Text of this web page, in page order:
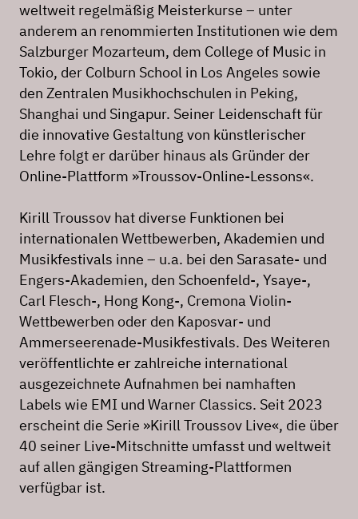
weltweit regelmäßig Meisterkurse – unter
anderem an renommierten Institutionen wie dem
Salzburger Mozarteum, dem College of Music in
Tokio, der Colburn School in Los Angeles sowie
den Zentralen Musikhochschulen in Peking,
Shanghai und Singapur. Seiner Leidenschaft für
die innovative Gestaltung von künstlerischer
Lehre folgt er darüber hinaus als Gründer der
Online-Plattform »Troussov-Online-Lessons«.
Kirill Troussov hat diverse Funktionen bei
internationalen Wettbewerben, Akademien und
Musikfestivals inne – u.a. bei den Sarasate- und
Engers-Akademien, den Schoenfeld-, Ysaye-,
Carl Flesch-, Hong Kong-, Cremona Violin-
Wettbewerben oder den Kaposvar- und
Ammerseerenade-Musikfestivals. Des Weiteren
veröffentlichte er zahlreiche international
ausgezeichnete Aufnahmen bei namhaften
Labels wie EMI und Warner Classics. Seit 2023
erscheint die Serie »Kirill Troussov Live«, die über
40 seiner Live-Mitschnitte umfasst und weltweit
auf allen gängigen Streaming-Plattformen
verfügbar ist.